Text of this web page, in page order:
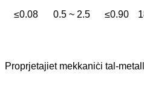
≤0.08 0.5 ~ 2.5 ≤0.90
Proprjetajiet mekkaniċi tal-